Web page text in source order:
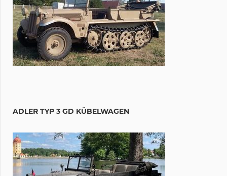
ADLER TYP 3 GD KÜBELWAGEN